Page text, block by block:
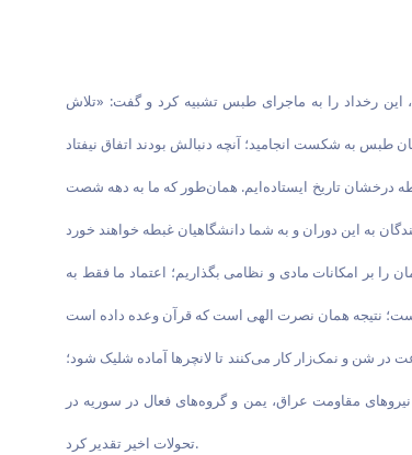
این رخداد را به ماجرای طبس تشبیه کرد و گفت: «تلاش
درخشان تاریخ ایستاده‌ایم. همان‌طور که ما به دهه شصت
را بر امکانات مادی و نظامی بگذاریم؛ اعتماد ما فقط به
از سخنان خود با تجلیل از مجاهدت‌های نیروهای مسلح و جبهه مقاومت گفت: «مسئول یکی از یگان‌های هوافضای سپاه می‌گفت بچه‌های ما گاهی ۱۷، ۱۸ ساعت در شن و نمک‌زار کار می‌کنند تا لانچرها آماده شلیک شود؛
مقاومت عراق، یمن و گروه‌های فعال در سوریه در
تحولات اخیر تقدیر کرد.